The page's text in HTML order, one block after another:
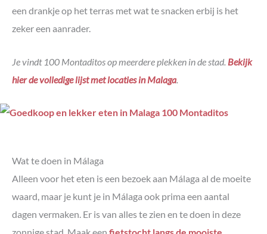
een drankje op het terras met wat te snacken erbij is het
zeker een aanrader.
Je vindt 100 Montaditos op meerdere plekken in de stad. Bekijk
hier de volledige lijst met locaties in Malaga
Wat te doen in Málaga
Alleen voor het eten is een bezoek aan Málaga al de moeite
waard, maar je kunt je in Málaga ook prima een aantal
dagen vermaken. Er is van alles te zien en te doen in deze